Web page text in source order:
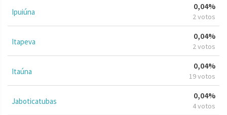
Ipuiúna
0,04%
2 votos
Itapeva
0,04%
2 votos
Itaúna
0,04%
19 votos
Jaboticatubas
0,04%
4 votos